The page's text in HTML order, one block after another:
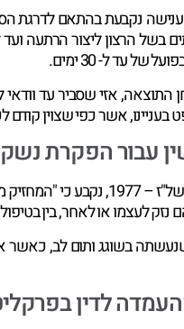
נקבעת בהתאם לדרגת
לעתים בשל הרצון ליצור
עד ל- 30 ימים.
התוצאה, אזי שסביר עד
אשר כפי שצוין
עבור הפקרת
על פי חוק העונשין
לעצמו או לאחר, בין
בשוגג ותום לב, כאשר
לדין